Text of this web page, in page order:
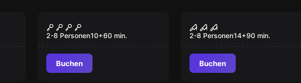
Kristallschädel
Reloaded
2-8 Personen10+60 min.
Buchen
Der Trank des
Alchemisten
2-8 Personen14+90 min.
Buchen